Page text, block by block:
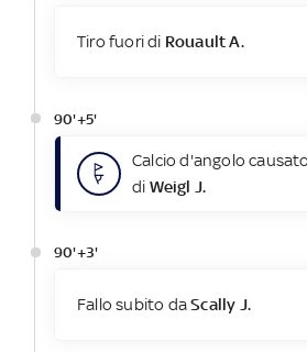
Tiro fuori di Rouault A.
90'+5'
Calcio d'angolo
di Weigl J.
90'+3'
Fallo subito daScally J.